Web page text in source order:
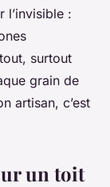
l’invisible :
surtout
grain de
artisan, c’est
un toit